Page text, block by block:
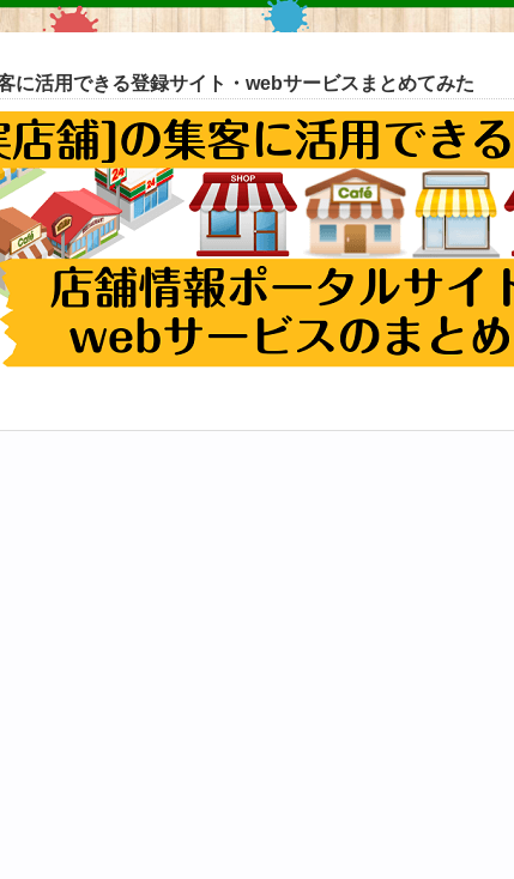
に活用できる登録サイト・webサービスまとめてみた